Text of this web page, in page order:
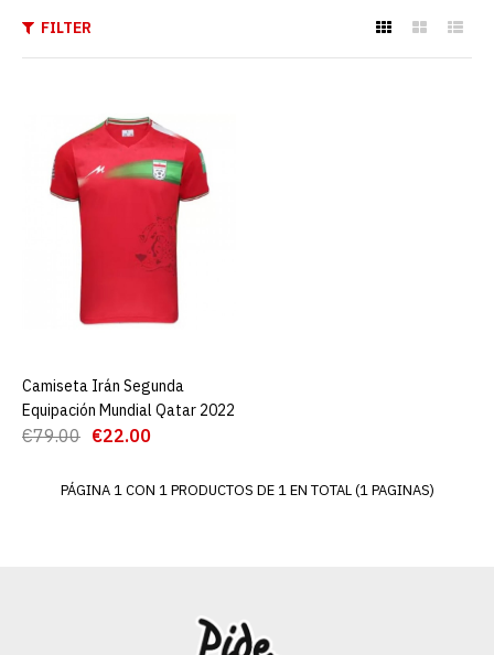
FILTER
AGREGAR AL CARRO
Camiseta Irán Segunda
Equipación Mundial Qatar 2022
€79.00 €22.00
PÁGINA 1 CON 1 PRODUCTOS DE 1 EN TOTAL (1 PAGINAS)